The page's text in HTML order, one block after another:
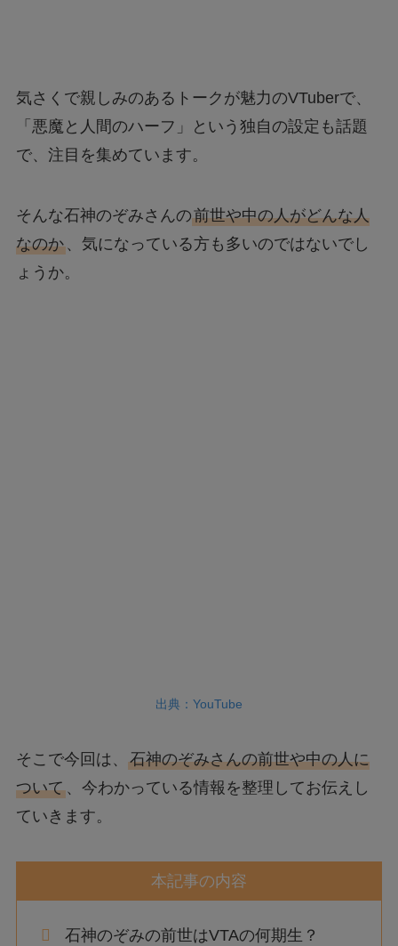
気さくで親しみのあるトークが魅力のVTuberで、
「悪魔と人間のハーフ」という独自の設定も話題
で、注目を集めています。
そんな石神のぞみさんの前世や中の人がどんな人
なのか、気になっている方も多いのではないでし
ょうか。
出典：YouTube
そこで今回は、 石神のぞみさんの前世や中の人に
ついて、今わかっている情報を整理してお伝えし
ていきます。
本記事の内容
石神のぞみの前世はVTAの何期生？